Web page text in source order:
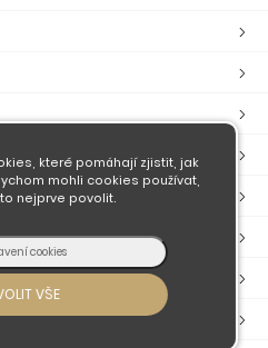
které pomáhají zjistit, jak
mohli cookies používat,
nejprve povolit.